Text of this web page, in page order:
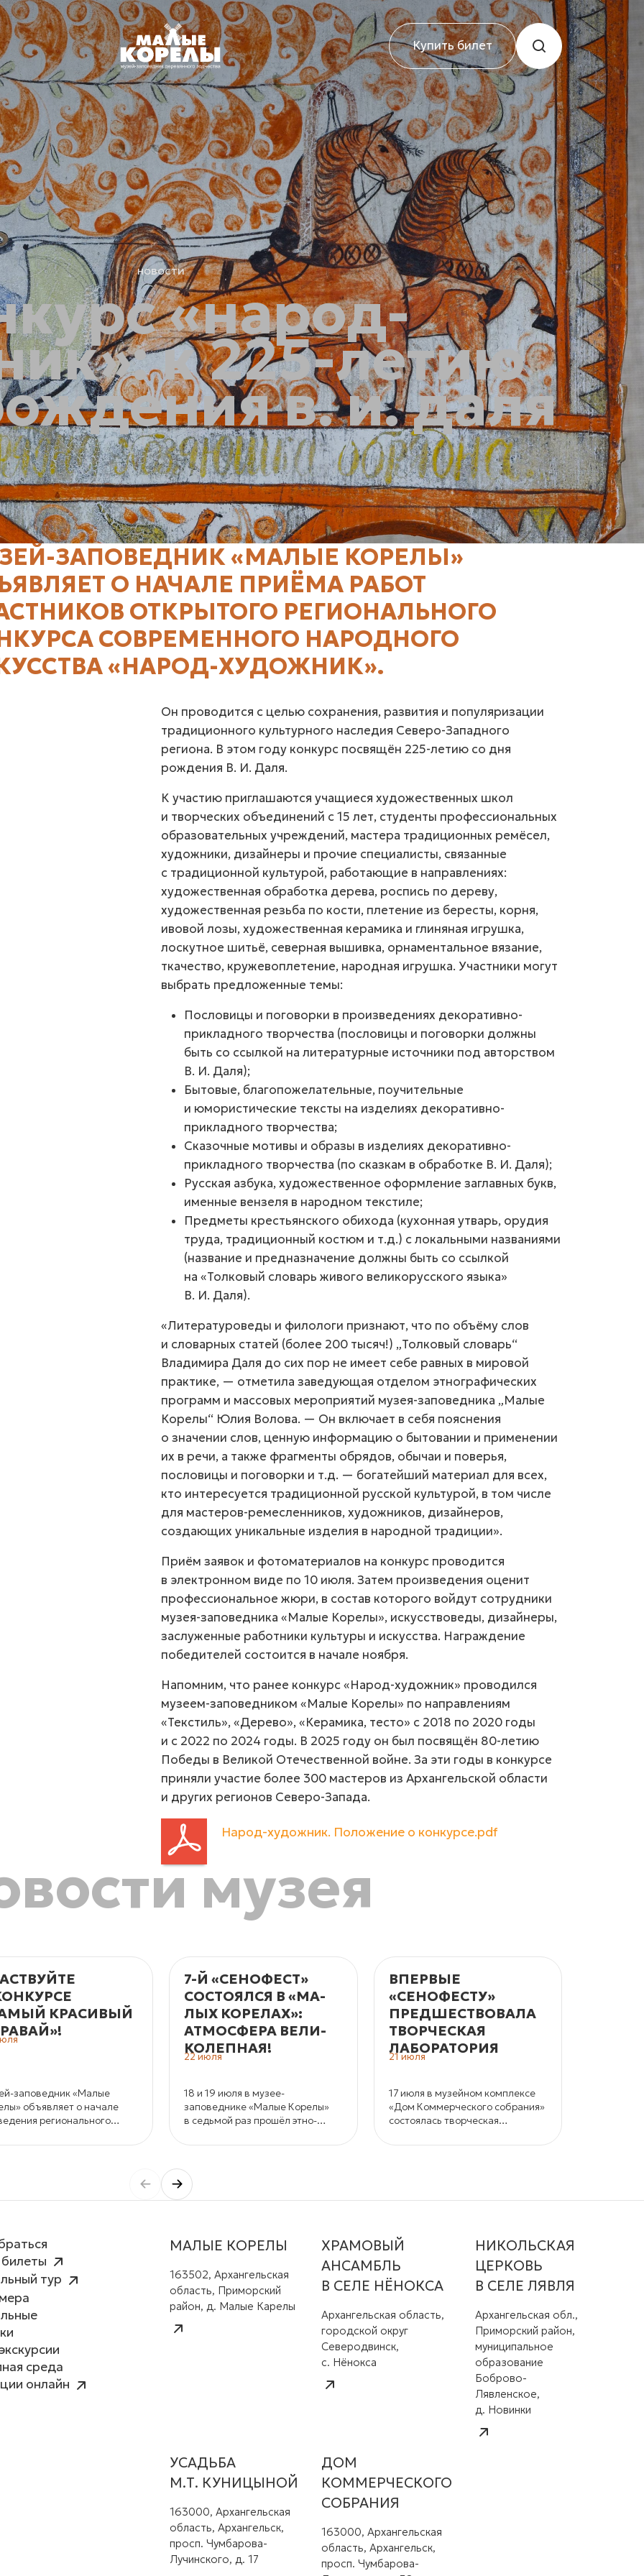
новости
«народ-
к 225-летию
в. и. даля
Купить билет
ЗАПОВЕДНИК «МАЛЫЕ КОРЕЛЫ»
О НАЧАЛЕ ПРИЁМА РАБОТ
ОТКРЫТОГО РЕГИОНАЛЬНОГО
СОВРЕМЕННОГО НАРОДНОГО
«НАРОД-ХУДОЖНИК».
Он проводится с целью сохранения, развития и популяризации
традиционного культурного наследия Северо-Западного
региона. В этом году конкурс посвящён 225-летию со дня
рождения В. И. Даля.
К участию приглашаются учащиеся художественных школ
и творческих объединений с 15 лет, студенты профессиональных
образовательных учреждений, мастера традиционных ремёсел,
художники, дизайнеры и прочие специалисты, связанные
с традиционной культурой, работающие в направлениях:
художественная обработка дерева, роспись по дереву,
художественная резьба по кости, плетение из бересты, корня,
ивовой лозы, художественная керамика и глиняная игрушка,
лоскутное шитьё, северная вышивка, орнаментальное вязание,
ткачество, кружевоплетение, народная игрушка. Участники могут
выбрать предложенные темы:
Пословицы и поговорки в произведениях декоративно-
прикладного творчества (пословицы и поговорки должны
быть со ссылкой на литературные источники под авторством
В. И. Даля);
Бытовые, благопожелательные, поучительные
и юмористические тексты на изделиях декоративно-
прикладного творчества;
Сказочные мотивы и образы в изделиях декоративно-
прикладного творчества (по сказкам в обработке В. И. Даля);
Русская азбука, художественное оформление заглавных букв,
именные вензеля в народном текстиле;
Предметы крестьянского обихода (кухонная утварь, орудия
труда, традиционный костюм и т.д.) с локальными названиями
(название и предназначение должны быть со ссылкой
на «Толковый словарь живого великорусского языка»
В. И. Даля).
«Литературоведы и филологи признают, что по объёму слов
и словарных статей (более 200 тысяч!) „Толковый словарь“
Владимира Даля до сих пор не имеет себе равных в мировой
практике, — отметила заведующая отделом этнографических
программ и массовых мероприятий музея-заповедника „Малые
Корелы“ Юлия Волова. — Он включает в себя пояснения
о значении слов, ценную информацию о бытовании и применении
их в речи, а также фрагменты обрядов, обычаи и поверья,
пословицы и поговорки и т.д. — богатейший материал для всех,
кто интересуется традиционной русской культурой, в том числе
для мастеров-ремесленников, художников, дизайнеров,
создающих уникальные изделия в народной традиции».
Приём заявок и фотоматериалов на конкурс проводится
в электронном виде по 10 июля. Затем произведения оценит
профессиональное жюри, в состав которого войдут сотрудники
музея-заповедника «Малые Корелы», искусствоведы, дизайнеры,
заслуженные работники культуры и искусства. Награждение
победителей состоится в начале ноября.
Напомним, что ранее конкурс «Народ-художник» проводился
музеем-заповедником «Малые Корелы» по направлениям
«Текстиль», «Дерево», «Керамика, тесто» с 2018 по 2020 годы
и с 2022 по 2024 годы. В 2025 году он был посвящён 80-летию
Победы в Великой Отечественной войне. За эти годы в конкурсе
приняли участие более 300 мастеров из Архангельской области
и других регионов Северо-Запада.
Народ-художник. Положение о конкурсе.pdf
музея
КРАСИВЫЙ
заповедник «Малые
объявляет о начале
регионального
изделий «Самый
7-Й «СЕНОФЕСТ»
СОСТОЯЛСЯ В «МА­
ЛЫХ КО­РЕ­ЛАХ»:
АТМОС­ФЕ­РА ВЕ­ЛИ­
КО­ЛЕП­НАЯ!
22 июля
18 и 19 июля в музее-
заповеднике «Малые Корелы»
в седьмой раз прошёл этно-
«СеноФЕСТ».
ВПЕРВЫЕ
«СЕНОФЕСТУ»
ПРЕДШЕСТВОВАЛА
ТВОРЧЕСКАЯ
ЛАБОРАТОРИЯ
21 июля
17 июля в музейном комплексе
«Дом Коммерческого собрания»
состоялась творческая
«горка» как основа фольклорной
тур
среда
онлайн
МАЛЫЕ КОРЕЛЫ
163502, Архангельская
область, Приморский
район, д. Малые Карелы
ХРАМОВЫЙ
АНСАМБЛЬ
В СЕЛЕ НЁНОКСА
Архангельская область,
городской округ
Северодвинск,
с. Нёнокса
НИКОЛЬСКАЯ
ЦЕРКОВЬ
В СЕЛЕ ЛЯВЛЯ
Архангельская обл.,
Приморский район,
муниципальное
образование
Боброво-
Лявленское,
д. Новинки
УСАДЬБА
М.Т. КУНИЦЫНОЙ
163000, Архангельская
область, Архангельск,
просп. Чумбарова-
Лучинского, д. 17
ДОМ
КОММЕРЧЕСКОГО
СОБРАНИЯ
163000, Архангельская
область, Архангельск,
просп. Чумбарова-